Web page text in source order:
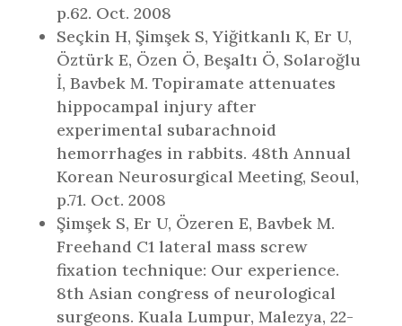
p.62. Oct. 2008
Seçkin H, Şimşek S, Yiğitkanlı K, Er U,
Öztürk E, Özen Ö, Beşaltı Ö, Solaroğlu
İ, Bavbek M. Topiramate attenuates
hippocampal injury after
experimental subarachnoid
hemorrhages in rabbits. 48th Annual
Korean Neurosurgical Meeting, Seoul,
p.71. Oct. 2008
Şimşek S, Er U, Özeren E, Bavbek M.
Freehand C1 lateral mass screw
fixation technique: Our experience.
8th Asian congress of neurological
surgeons. Kuala Lumpur, Malezya, 22-